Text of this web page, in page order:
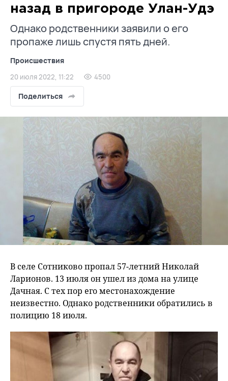
назад в пригороде Улан-Удэ
Однако родственники заявили о его
пропаже лишь спустя пять дней.
Происшествия
20 июля 2022, 11:22 4500
Поделиться
В селе Сотниково пропал 57-летний Николай
Ларионов. 13 июля он ушел из дома на улице
Дачная. С тех пор его местонахождение
неизвестно. Однако родственники обратились в
полицию 18 июля.